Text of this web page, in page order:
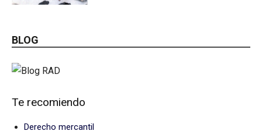
BLOG
Te recomiendo
Derecho mercantil